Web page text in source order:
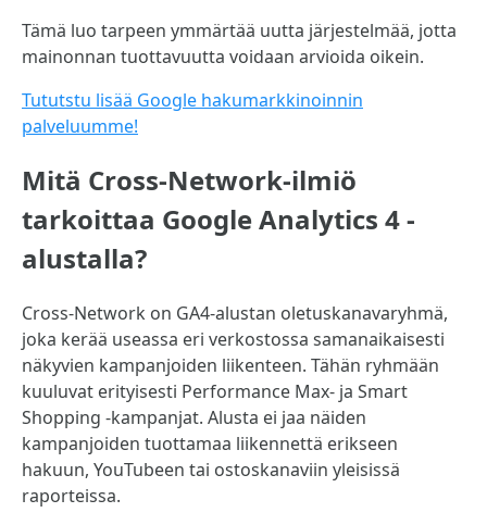
Tämä luo tarpeen ymmärtää uutta järjestelmää, jotta
mainonnan tuottavuutta voidaan arvioida oikein.
Tututstu lisää Google hakumarkkinoinnin
palveluumme!
Mitä Cross-Network-ilmiö
tarkoittaa Google Analytics 4 -
alustalla?
Cross-Network on GA4-alustan oletuskanavaryhmä,
joka kerää useassa eri verkostossa samanaikaisesti
näkyvien kampanjoiden liikenteen. Tähän ryhmään
kuuluvat erityisesti Performance Max- ja Smart
Shopping -kampanjat. Alusta ei jaa näiden
kampanjoiden tuottamaa liikennettä erikseen
hakuun, YouTubeen tai ostoskanaviin yleisissä
raporteissa.